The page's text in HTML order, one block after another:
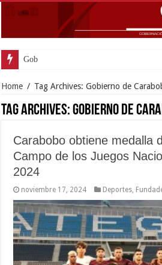
Gobernador Lacava anunció colocación
Home / Tag Archives: Gobierno de
Tag Archives:Gobierno de
Carabobo obtiene medalla
Campo de los Juegos
2024
noviembre 17, 2024 Deportes